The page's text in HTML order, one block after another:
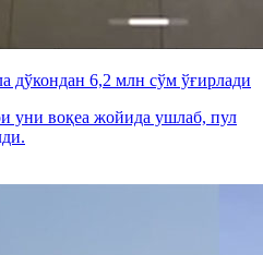
дўкондан 6,2 млн сўм ўғирлади
уни воқеа жойида ушлаб, пул